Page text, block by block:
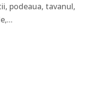
podeaua, tavanul,